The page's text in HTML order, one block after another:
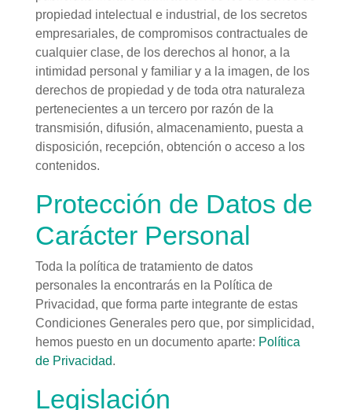
propiedad intelectual e industrial, de los secretos
empresariales, de compromisos contractuales de
cualquier clase, de los derechos al honor, a la
intimidad personal y familiar y a la imagen, de los
derechos de propiedad y de toda otra naturaleza
pertenecientes a un tercero por razón de la
transmisión, difusión, almacenamiento, puesta a
disposición, recepción, obtención o acceso a los
contenidos.
Protección de Datos de
Carácter Personal
Toda la política de tratamiento de datos
personales la encontrarás en la Política de
Privacidad, que forma parte integrante de estas
Condiciones Generales pero que, por simplicidad,
hemos puesto en un documento aparte: Política
de Privacidad.
Legislación